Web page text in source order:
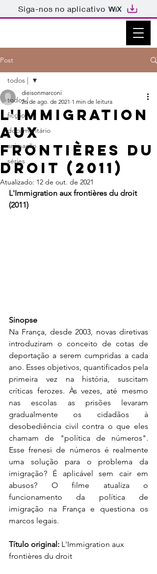
Siga-nos no aplicativo
Post
todos |
ficção
documentário
animação
séries
todos |
L'Immigration
aux
frontières du
droit (2011)
dieisonmarconi
26 de ago. de 2021 1 min de leitura
Atualizado: 12 de out. de 2021
L'Immigration aux frontières du droit
(2011)
Sinopse
Na França, desde 2003, novas diretivas
introduziram o conceito de cotas de
deportação a serem cumpridas a cada
ano. Esses objetivos, quantificados pela
primeira vez na história, suscitam
críticas ferozes. Às vezes, até mesmo
nas escolas as prisões levaram
gradualmente os cidadãos à
desobediência civil contra o que eles
chamam de "política de números".
Esse frenesi de números é realmente
uma solução para o problema da
imigração? É aplicável sem cair em
abusos? O filme atualiza o
funcionamento da política de
imigração na França e questiona os
marcos legais.
Título original: L'Immigration aux
frontières du droit